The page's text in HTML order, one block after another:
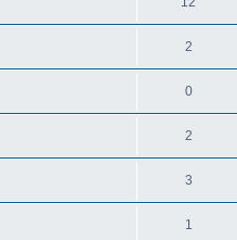
2
0
2
3
1